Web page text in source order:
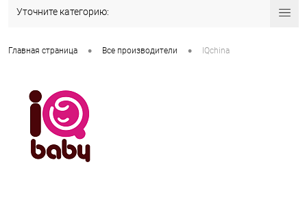
Уточните категорию:
Главная страница • Все производители • IQchina